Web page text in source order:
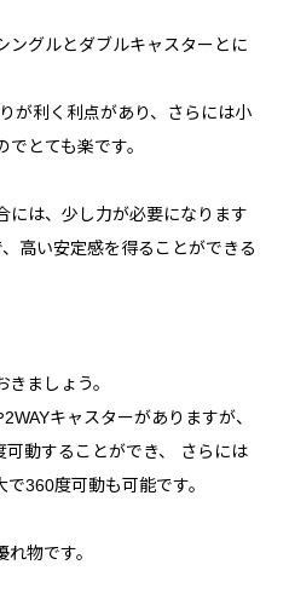
ングルとダブルキャスターとに
が利く利点があり、さらには小
とても楽です。
には、少し力が必要になります
高い安定感を得ることができる
ましょう。
キャスターがありますが、
動することができ、 さらには
360度可動も可能です。
物です。